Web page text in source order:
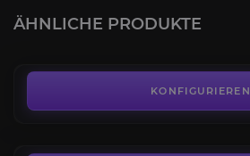
ÄHNLICHE PRODUKTE
KONFIGURIEREN
Waffenbeherrschung